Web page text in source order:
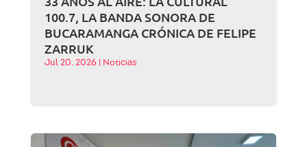
100.7, LA BANDA SONORA DE
BUCARAMANGA CRÓNICA DE FELIPE
ZARRUK
Jul 20, 2026 Noticias